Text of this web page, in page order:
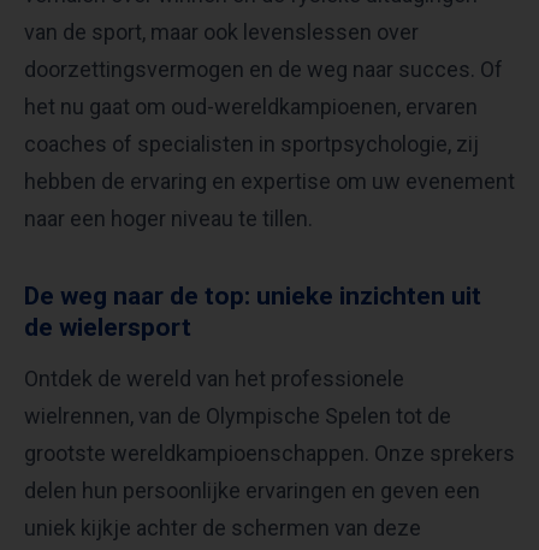
van de sport, maar ook levenslessen over
doorzettingsvermogen en de weg naar succes. Of
het nu gaat om oud-wereldkampioenen, ervaren
coaches of specialisten in sportpsychologie, zij
hebben de ervaring en expertise om uw evenement
naar een hoger niveau te tillen.
De weg naar de top: unieke inzichten uit
de wielersport
Ontdek de wereld van het professionele
wielrennen, van de Olympische Spelen tot de
grootste wereldkampioenschappen. Onze sprekers
delen hun persoonlijke ervaringen en geven een
uniek kijkje achter de schermen van deze